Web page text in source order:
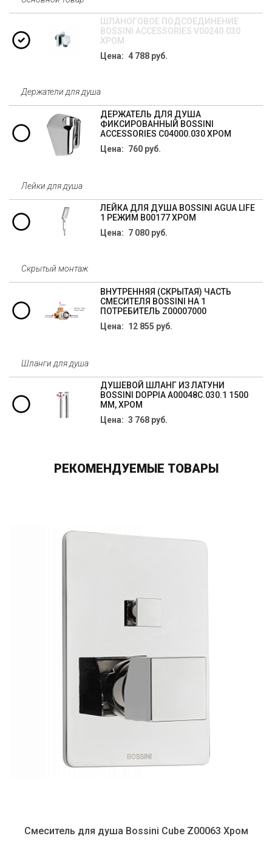
ШЛАНОГОВОЕ ПОДСОЕДИНЕНИЕ
BOSSINI ACCESSORIES V00240.030
ХРОМ
Цена: 4 788 руб.
Держатели для душа
ДЕРЖАТЕЛЬ ДЛЯ ДУША
ФИКСИРОВАННЫЙ BOSSINI
ACCESSORIES C04000.030 ХРОМ
Цена: 760 руб.
Лейки для душа
ЛЕЙКА ДЛЯ ДУША BOSSINI AGUA LIFE
1 РЕЖИМ B00177 ХРОМ
Цена: 7 080 руб.
Скрытый монтаж
ВНУТРЕННЯЯ (СКРЫТАЯ) ЧАСТЬ
СМЕСИТЕЛЯ BOSSINI НА 1
ПОТРЕБИТЕЛЬ Z00007000
Цена: 12 855 руб.
Шланги для душа
ДУШЕВОЙ ШЛАНГ ИЗ ЛАТУНИ
BOSSINI DOPPIA A00048C.030.1 1500
ММ, ХРОМ
Цена: 3 768 руб.
РЕКОМЕНДУЕМЫЕ ТОВАРЫ
Смеситель для душа Bossini Cube Z00063 Хром